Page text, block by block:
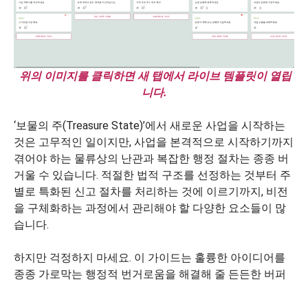
위의 이미지를 클릭하면 새 탭에서 라이브 템플릿이 열립
니다.
‘보물의 주(Treasure State)’에서 새로운 사업을 시작하는
것은 고무적인 일이지만, 사업을 본격적으로 시작하기까지
겪어야 하는 물류상의 난관과 복잡한 행정 절차는 종종 버
거울 수 있습니다. 적절한 법적 구조를 선정하는 것부터 주
별로 특화된 신고 절차를 처리하는 것에 이르기까지, 비전
을 구체화하는 과정에서 관리해야 할 다양한 요소들이 많
습니다.
하지만 걱정하지 마세요. 이 가이드는 훌륭한 아이디어를
종종 가로막는 행정적 번거로움을 해결해 줄 든든한 버퍼